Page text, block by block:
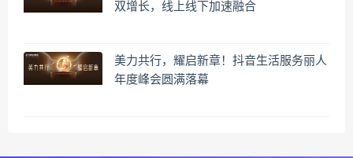
双增长，线上线下加速融合
美力共行，耀启新章！抖音生活服务丽人
年度峰会圆满落幕